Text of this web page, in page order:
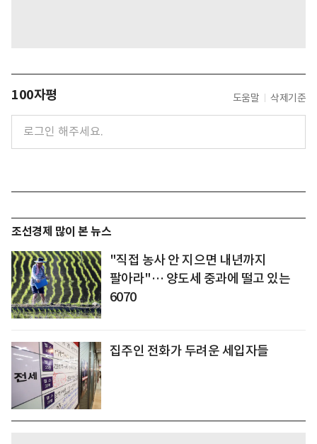
100자평 도움말 삭제기준
조선경제 많이 본 뉴스
"직접 농사 안 지으면 내년까지
팔아라"… 양도세 중과에 떨고 있는
6070
집주인 전화가 두려운 세입자들